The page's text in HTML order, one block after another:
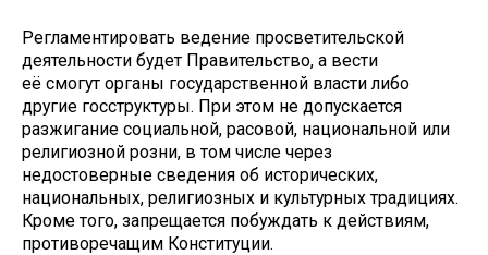
Регламентировать ведение просветительской
деятельности будет Правительство, а вести
её смогут органы государственной власти либо
другие госструктуры. При этом не допускается
разжигание социальной, расовой, национальной или
религиозной розни, в том числе через
недостоверные сведения об исторических,
национальных, религиозных и культурных традициях.
Кроме того, запрещается побуждать к действиям,
противоречащим Конституции.